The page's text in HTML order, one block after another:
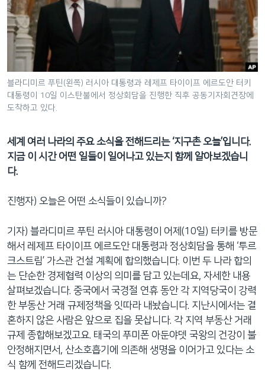
인
네
션
으
로
동
검
색
로
등
블라디미르 푸틴(왼쪽) 러시아 대통령과 레제프 타이이프 에르도안 터키
대통령이 10일 이스탄불에서 정상회담을 진행한 직후 공동기자회견장에
도착하고 있다.
세계 여러 나라의 주요 소식을 전해드리는 ‘지구촌 오늘’입니다.
지금 이 시간 어떤 일들이 일어나고 있는지 함께 알아보겠습니
다.
진행자) 오늘은 어떤 소식들이 있습니까?
기자) 블라디미르 푸틴 러시아 대통령이 어제(10일) 터키를 방문
해서 레제프 타이이프 에르도안 대통령과 정상회담을 통해 ‘투르
크스트림’ 가스관 건설 계획에 합의했습니다. 이번 두 나라 합의
는 단순한 경제협력 이상의 의미를 담고 있는데요, 자세한 내용
살펴보겠습니다. 중국에서 국경절 연휴 동안 각 지역당국이 강력
한 부동산 거래 규제정책을 잇따라 내놨습니다. 지난시에서는 결
혼하지 않은 사람은 앞으로 집을 못삽니다. 각 지역 부동산 거래
규제 종합해보겠고요. 태국의 푸미폰 아둔야뎃 국왕의 건강이 불
안정해지면서, 산소호흡기에 의존해 생명을 이어가고 있다는 소
식 함께 전해드리겠습니다.